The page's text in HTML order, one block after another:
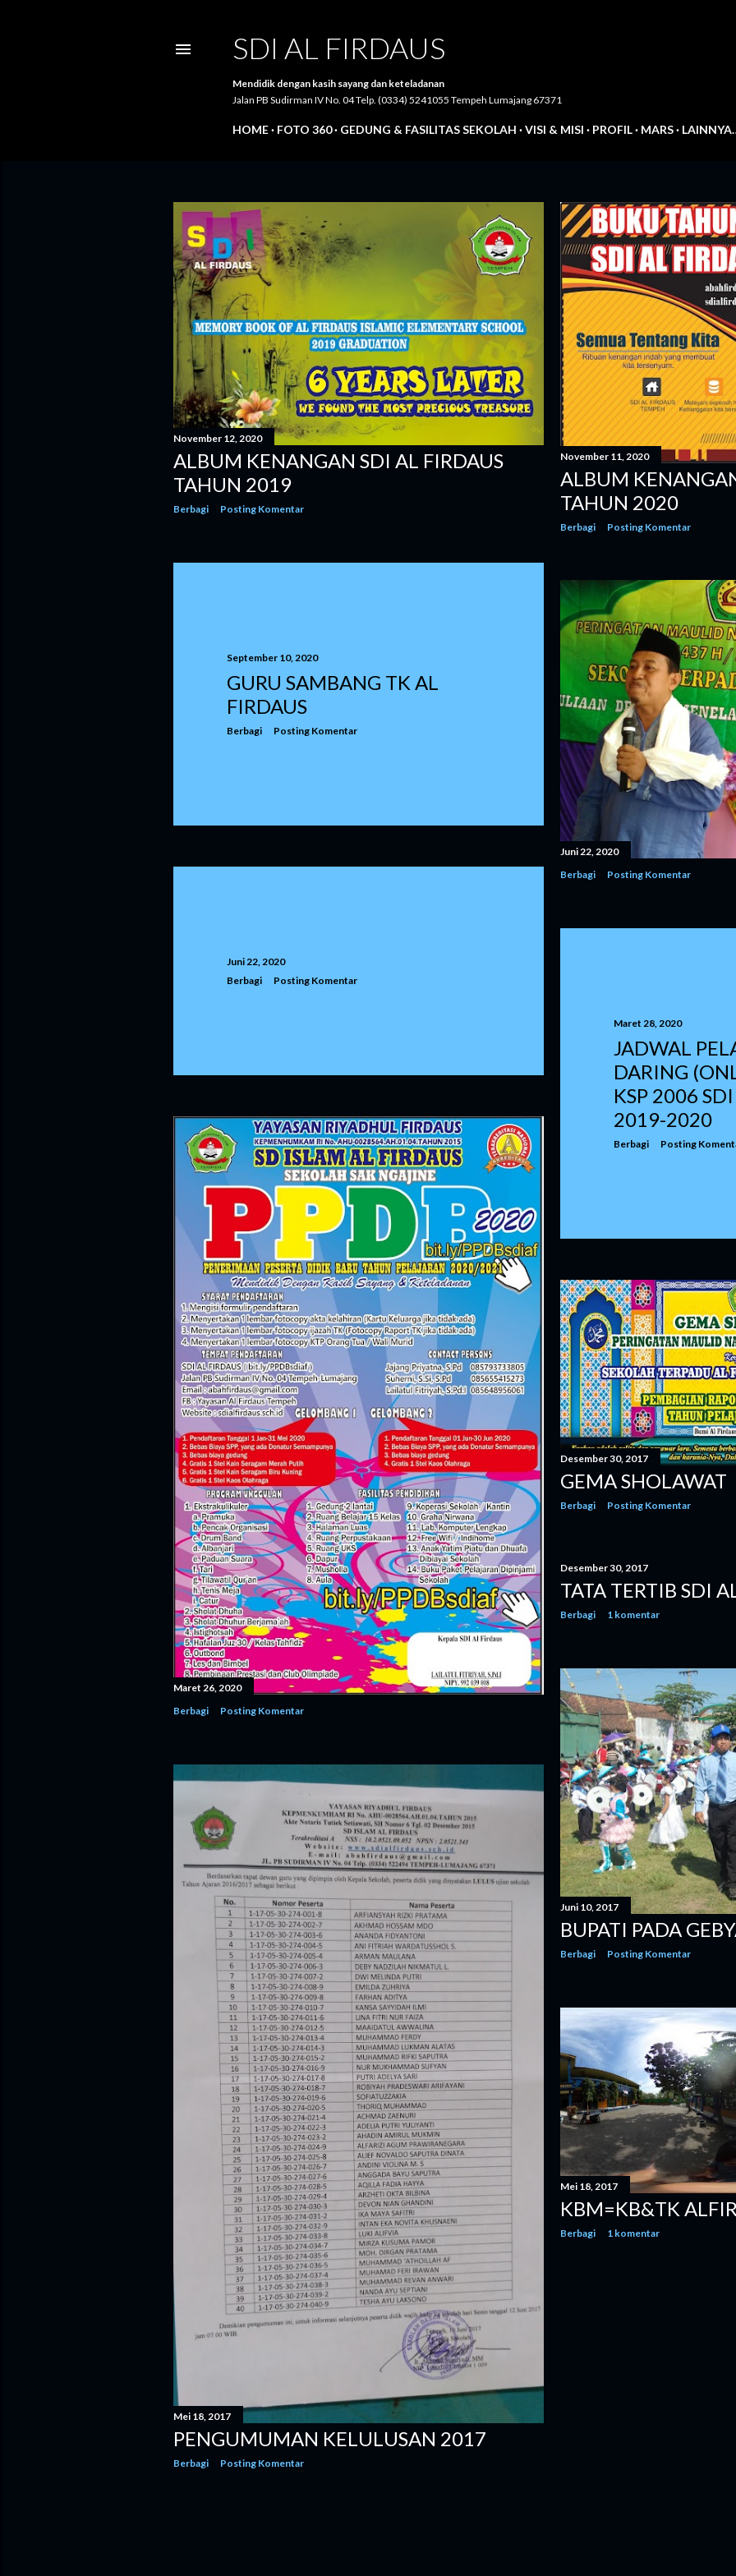
SDI AL FIRDAUS
Mendidik dengan kasih sayang dan keteladanan
Jalan PB Sudirman IV No. 04 Telp. (0334) 5241055 Tempeh Lumajang 67371
HOME FOTO 360 GEDUNG & FASILITAS SEKOLAH VISI & MISI PROFIL MARS
P
o
s
t
i
n
g
a
n
November 12, 2020
ALBUM KENANGAN SDI AL FIRDAUS
TAHUN 2019
Berbagi Posting Komentar
November 11, 2020
ALBUM
TAHUN 2020
Berbagi Posting Komentar
September 10, 2020
GURU SAMBANG TK AL
FIRDAUS
Berbagi Posting Komentar
Juni 22, 2020
Berbagi
Posting Komentar
Juni 22, 2020
Berbagi
Posting Komentar
Maret 28, 2020
JADWAL
DARING
KSP 2006
2019-2020
Berbagi Posting
Maret 26, 2020
Berbagi
Posting Komentar
Desember 30, 2017
GEMA SHOLAWAT
Berbagi Posting Komentar
Desember 30, 2017
TATA TERTIB SDI
Berbagi 1 komentar
Juni 10, 2017
BUPATI PADA
Berbagi Posting Komentar
Mei 18, 2017
PENGUMUMAN KELULUSAN 2017
Berbagi Posting Komentar
Mei 18, 2017
KBM=KB&TK
Berbagi 1 komentar